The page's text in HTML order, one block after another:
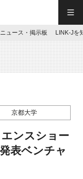
ニュース・掲示板 LINK-Jを
京都大学
ンスショー
表ベンチャ